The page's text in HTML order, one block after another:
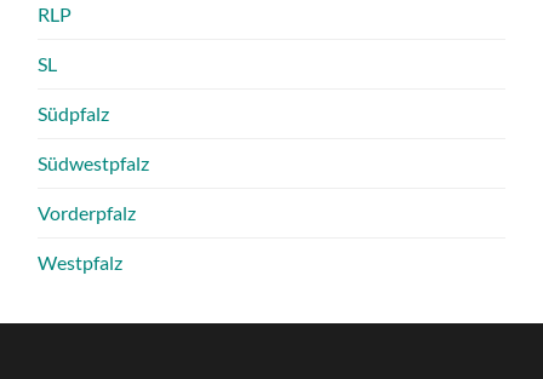
RLP
SL
Südpfalz
Südwestpfalz
Vorderpfalz
Westpfalz